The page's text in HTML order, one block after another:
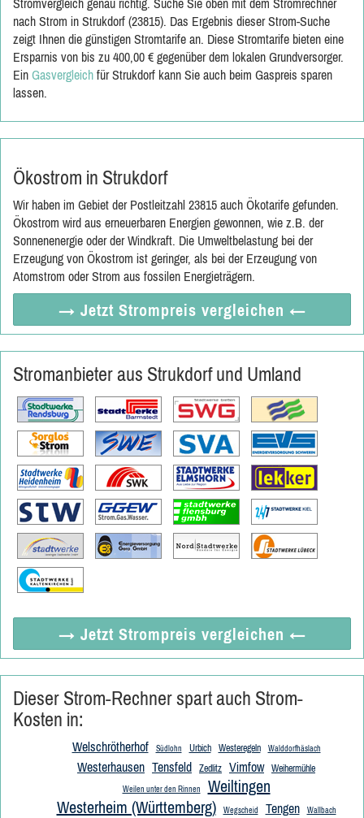
Stromvergleich genau richtig. Suche Sie oben mit dem Stromrechner
nach Strom in Strukdorf (23815). Das Ergebnis dieser Strom-Suche
zeigt Ihnen die günstigen Stromtarife an. Diese Stromtarife bieten eine
Ersparnis von bis zu 400,00 € gegenüber dem lokalen Grundversorger.
Ein Gasvergleich für Strukdorf kann Sie auch beim Gaspreis sparen
lassen.
Ökostrom in Strukdorf
Wir haben im Gebiet der Postleitzahl 23815 auch Ökotarife gefunden.
Ökostrom wird aus erneuerbaren Energien gewonnen, wie z.B. der
Sonnenenergie oder der Windkraft. Die Umweltbelastung bei der
Erzeugung von Ökostrom ist geringer, als bei der Erzeugung von
Atomstrom oder Strom aus fossilen Energieträgern.
→ Jetzt Strompreis vergleichen ←
Stromanbieter aus Strukdorf und Umland
→ Jetzt Strompreis vergleichen ←
Dieser Strom-Rechner spart auch Strom-
Kosten in:
Welschrötherhof Südlohn Urbich Westeregeln Walddorfhäslach
Westerhausen Tensfeld Zedlitz Vimfow Weihermühle
Weilen unter den Rinnen
Weiltingen
Westerheim (Württemberg)
Wegscheid Tengen Wallbach